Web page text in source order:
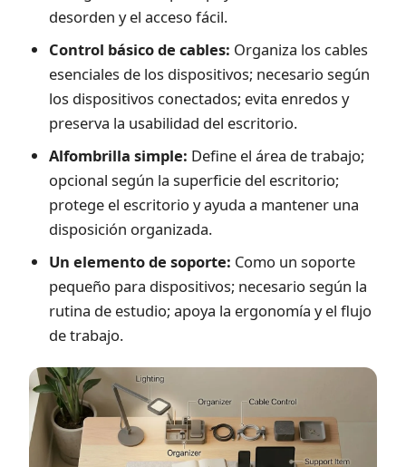
desorden y el acceso fácil.
Control básico de cables: Organiza los cables
esenciales de los dispositivos; necesario según
los dispositivos conectados; evita enredos y
preserva la usabilidad del escritorio.
Alfombrilla simple: Define el área de trabajo;
opcional según la superficie del escritorio;
protege el escritorio y ayuda a mantener una
disposición organizada.
Un elemento de soporte: Como un soporte
pequeño para dispositivos; necesario según la
rutina de estudio; apoya la ergonomía y el flujo
de trabajo.